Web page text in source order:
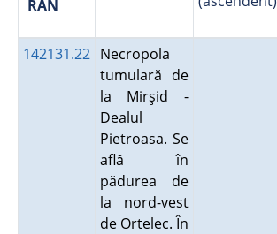
RAN
142131.22 Necropola
tumulară de
la Mirşid -
Dealul
Pietroasa. Se
află în
pădurea de
la nord-vest
de Ortelec. În